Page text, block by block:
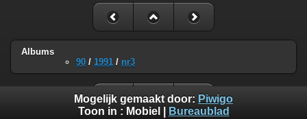
Albums
90 / 1991 / nr3
Mogelijk gemaakt door: Piwigo
Toon in : Mobiel Bureaublad